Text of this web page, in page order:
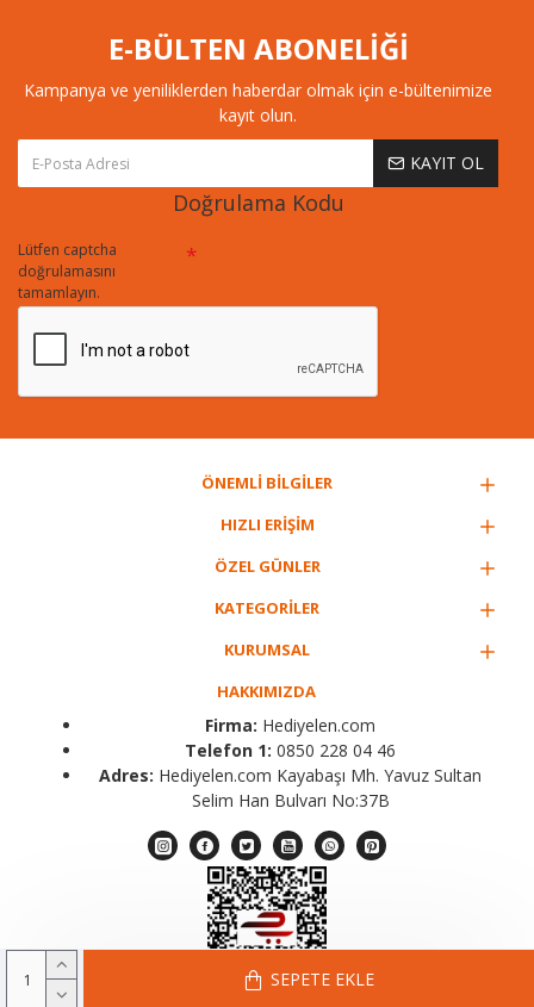
SEPETE EKLE
E-BÜLTEN ABONELİĞİ
Kampanya ve yeniliklerden haberdar olmak için e-bültenimize
kayıt olun.
KAYIT OL
Doğrulama Kodu
Lütfen captcha
doğrulamasını
tamamlayın.
ÖNEMLİ BİLGİLER
HIZLI ERİŞİM
ÖZEL GÜNLER
KATEGORİLER
KURUMSAL
HAKKIMIZDA
Firma: Hediyelen.com
Telefon 1: 0850 228 04 46
Adres: Hediyelen.com Kayabaşı Mh. Yavuz Sultan
Selim Han Bulvarı No:37B